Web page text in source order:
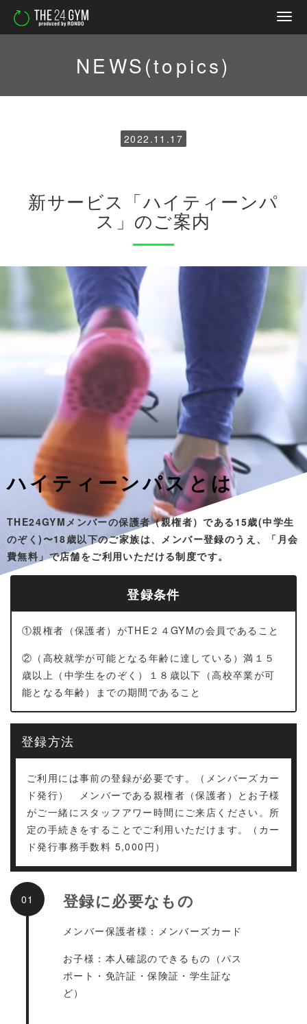
NEWS(topics)
2022.11.17
新サービス「ハイティーンパ
ス」のご案内
ハイティーンパスとは
THE24GYMメンバーの保護者（親権者）である15歳(中学生
のぞく)〜18歳以下のご家族は、メンバー登録のうえ、「月会
費無料」で店舗をご利用いただける制度です。
登録条件
①親権者（保護者）がTHE２４GYMの会員であること
②（高校就学が可能となる年齢に達している）満１５
歳以上（中学生をのぞく）１８歳以下（高校卒業が可
能となる年齢）までの期間であること
登録方法
ご利用には事前の登録が必要です。（メンバーズカー
ド発行） メンバーである親権者（保護者）とお子様
がご一緒にスタッフアワー時間にご来店ください。所
定の手続きをすることでご利用いただけます。（カー
ド発行事務手数料 5,000円）
01 登録に必要なもの
メンバー保護者様：メンバーズカード
お子様：本人確認のできるもの（パス
ポート・免許証・保険証・学生証な
ど）